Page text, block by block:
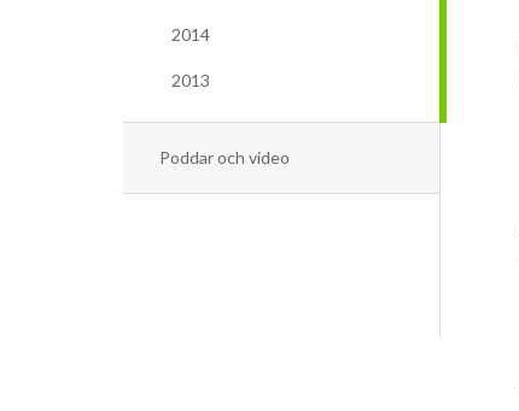
2014
2013
Poddar och video